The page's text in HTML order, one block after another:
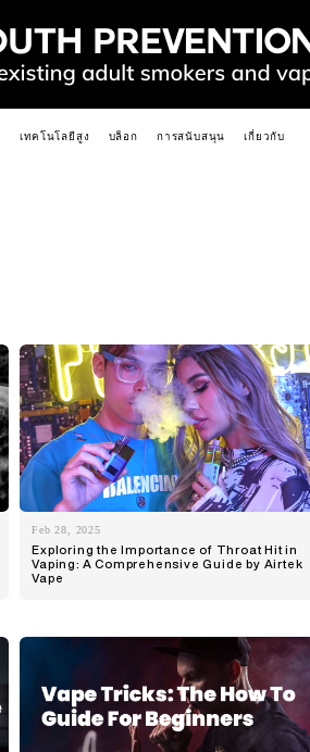
เทคโนโลยีสูง บล็อก การสนับสนุน เกี่ยวกับ
SLIM GO
MIX FIT
MIX PODS FIT PODS
Feb 28, 2025
Exploring the Importance of Throat Hit in
Vaping: A Comprehensive Guide by Airtek
Vape